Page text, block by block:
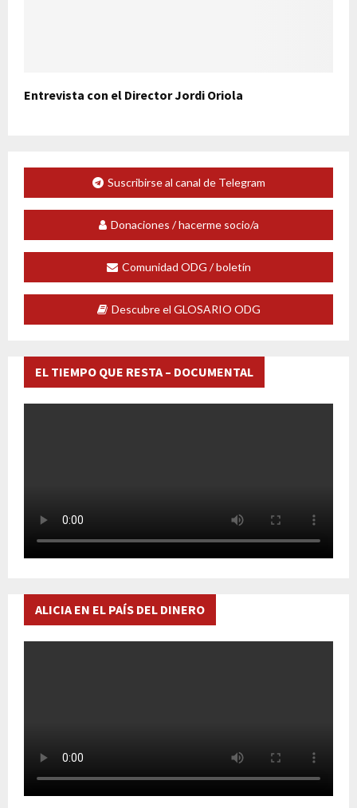
Entrevista con el Director Jordi Oriola
Suscribirse al canal de Telegram
Donaciones / hacerme socio/a
Comunidad ODG / boletín
Descubre el GLOSARIO ODG
EL TIEMPO QUE RESTA – DOCUMENTAL
ALICIA EN EL PAÍS DEL DINERO